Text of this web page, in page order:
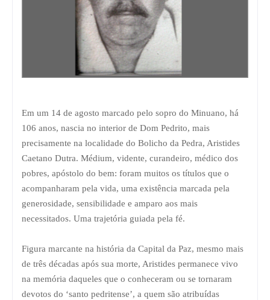
Em um 14 de agosto marcado pelo sopro do Minuano, há
106 anos, nascia no interior de Dom Pedrito, mais
precisamente na localidade do Bolicho da Pedra, Aristides
Caetano Dutra. Médium, vidente, curandeiro, médico dos
pobres, apóstolo do bem: foram muitos os títulos que o
acompanharam pela vida, uma existência marcada pela
generosidade, sensibilidade e amparo aos mais
necessitados. Uma trajetória guiada pela fé.
Figura marcante na história da Capital da Paz, mesmo mais
de três décadas após sua morte, Aristides permanece vivo
na memória daqueles que o conheceram ou se tornaram
devotos do ‘santo pedritense’, a quem são atribuídas